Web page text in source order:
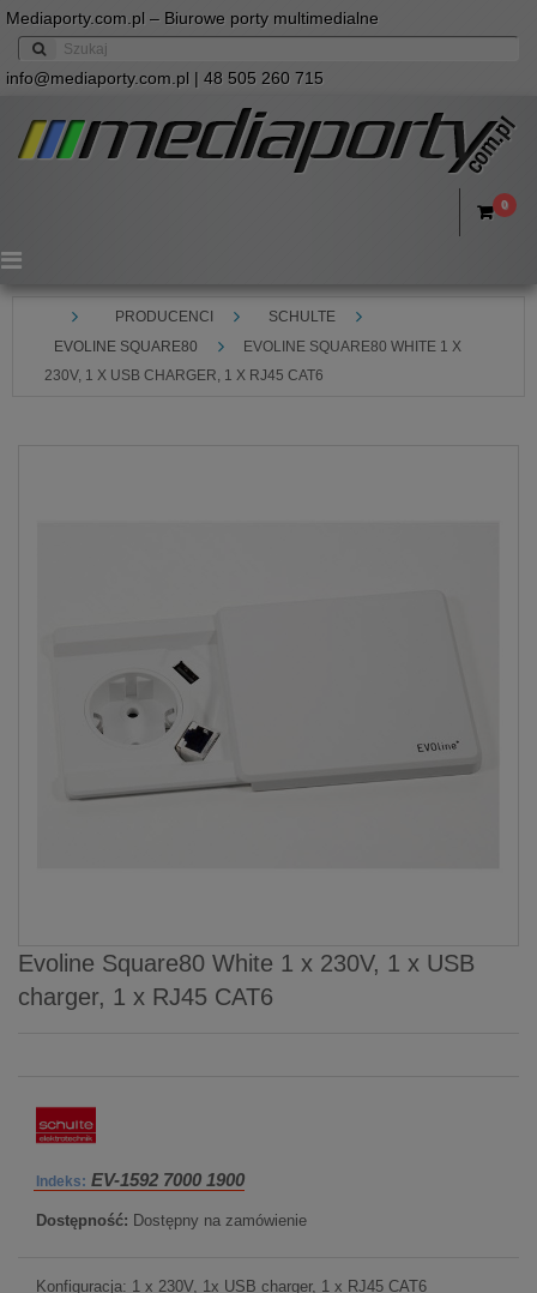
Mediaporty.com.pl – Biurowe porty multimedialne
info@mediaporty.com.pl | 48 505 260 715
0
Menu
PRODUCENCI
SCHULTE
EVOLINE SQUARE80
EVOLINE SQUARE80 WHITE 1 X
230V, 1 X USB CHARGER, 1 X RJ45 CAT6
Evoline Square80 White 1 x 230V, 1 x USB
charger, 1 x RJ45 CAT6
Indeks: EV-1592 7000 1900
Dostępność: Dostępny na zamówienie
Konfiguracja: 1 x 230V, 1x USB charger, 1 x RJ45 CAT6